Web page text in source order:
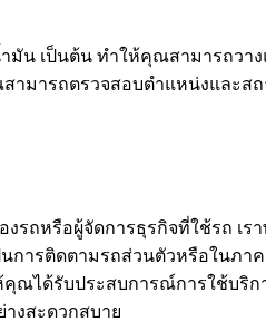
มัน เป็นต้น ทำให้คุณสามารถว
ามารถตรวจสอบตำแหน่งและ
ถหรือผู้จัดการธุรกิจที่ใช้รถ เ
ารติดตามรถส่วนตัวหรือในภ
ณได้รับประสบการณ์การใช้บ
งสะดวกสบาย